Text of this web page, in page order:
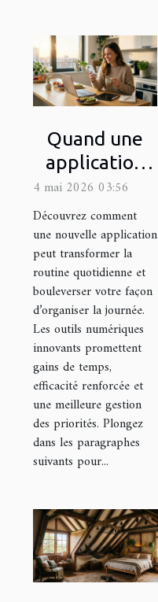
Quand une
application
change la
donne dans
votre journée
type
4 mai 2026 03:56
Découvrez comment
une nouvelle application
peut transformer la
routine quotidienne et
bouleverser votre façon
d’organiser la journée.
Les outils numériques
innovants promettent
gains de temps,
efficacité renforcée et
une meilleure gestion
des priorités. Plongez
dans les paragraphes
suivants pour...